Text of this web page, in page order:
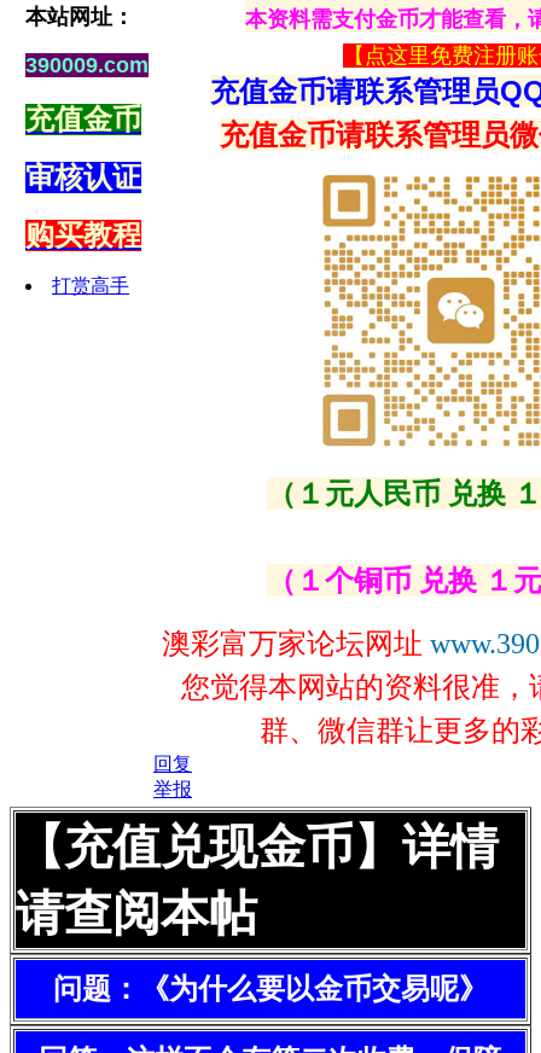
本站网址：
390009.com
充值金币
审核认证
购买教程
打赏高手
本资料需支付金币才能查看，
【 点这里免费注册
充值金币请联系管理员
充值金币请联系管理员
（１元人民币 兑换
（１个铜币 兑换 １
澳彩富万家论坛网址
您觉得本网站的资料很准，
群、微信群让更多的
回复
举报
【充值兑现金币】详情
请查阅本帖
问题：《为什么要以金币交易呢》